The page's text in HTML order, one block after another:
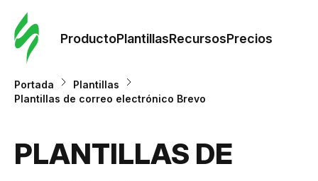
ProductoPlantillasRecursosPrecios
Portada
Plantillas
Plantillas de correo electrónico Brevo
PLANTILLAS DE